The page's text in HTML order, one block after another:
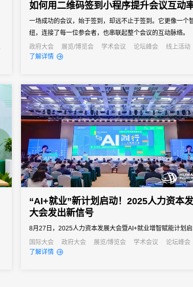
如何用二维码签到小程序提升会议互动率
一场成功的会议，始于签到，却远不止于签到。它更像一个
纽，连接了每一位参会者，也串联起整个会议的互动脉络。
政府大会
展览/博览会 学术会议 论坛峰会
线上活动
线上展会
经销商大会
了解详情
“AI+就业”新计划启动！2025人力资本
大会发出新信号
8月27日，2025人力资本发展大会暨AI+就业增智赋能计划
在上海徐汇滨江成功举办。
国际大会 政府大会 展览/博览会 学术会议
论坛峰会
线上活动
经销商大会
了解详情